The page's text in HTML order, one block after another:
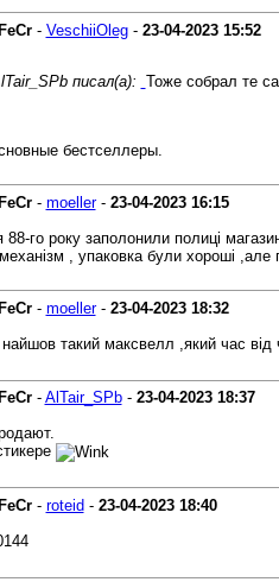
- VeschiiOleg- 23-04-2023 15:52
писал(а): Тоже собрал те
бестселлеры.
- moeller- 23-04-2023 16:15
го року заполонили полиці
, упаковка були хороші ,але
- moeller- 23-04-2023 18:32
такий максвелл ,який час від
- AlTair_SPb- 23-04-2023 18:37
- roteid- 23-04-2023 18:40